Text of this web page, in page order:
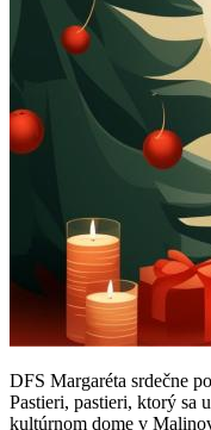
DFS Margaréta srdečne
Pastieri, pastieri, ktorý sa
kultúrnom dome v